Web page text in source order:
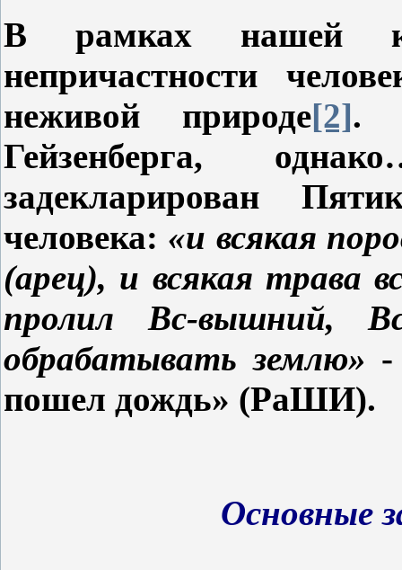
В рамках нашей
непричастности
неживой природе[2].
Гейзенберга,
задекларирован
человека: «и всякая
(арец), и всякая трава
пролил Вс-вышний,
обрабатывать землю» -
пошел дождь» (РаШИ).
Основные